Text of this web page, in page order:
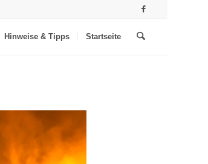
Hinweise & Tipps Startseite